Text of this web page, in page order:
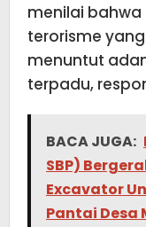
menilai
terorisme
menuntut
terpadu,
BACA JUGA:
SBP)
Excavator
Pantai Desa